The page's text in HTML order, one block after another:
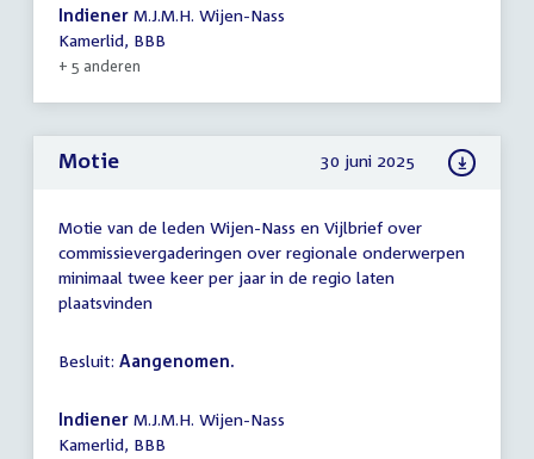
Indiener M.J.M.H. Wijen-Nass
Kamerlid, BBB
+ 5 anderen
Motie 30 juni 2025
Motie van de leden Wijen-Nass en Vijlbrief over
commissievergaderingen over regionale onderwerpen
minimaal twee keer per jaar in de regio laten
plaatsvinden
Besluit: Aangenomen.
Indiener M.J.M.H. Wijen-Nass
Kamerlid, BBB